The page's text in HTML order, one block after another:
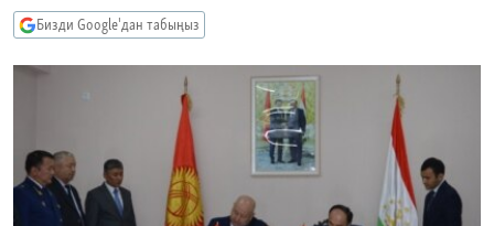
ЭКСПЕРТТЕР ТАЛДАЙТ
ЭЖЕ-СИҢДИЛЕР
АЗАТТЫК+
ӨЗГӨЧӨ ПИКИР
ОНЛАЙН ШЕРИНЕ
Бизди Google'дан табыңыз